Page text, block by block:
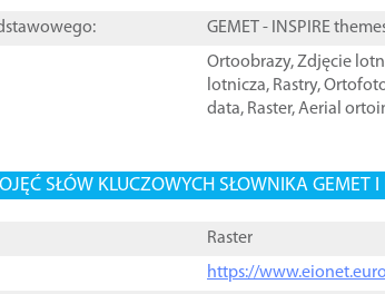
GEMET - INSPIRE
Ortoobrazy,Zdjęcie
lotnicza, Rastry,
data, Raster,Aerial
SŁÓW KLUCZOWYCH SŁOWNIKA GEMET I
Raster
https://